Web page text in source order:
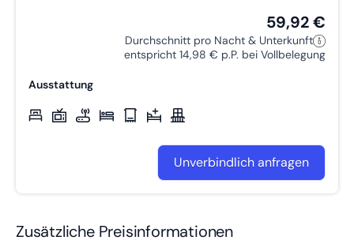
59,92 €
Durchschnitt pro Nacht & Unterkunft
entspricht 14,98 € p.P. bei Vollbelegung
Ausstattung
Unverbindlich anfragen
Zusätzliche Preisinformationen